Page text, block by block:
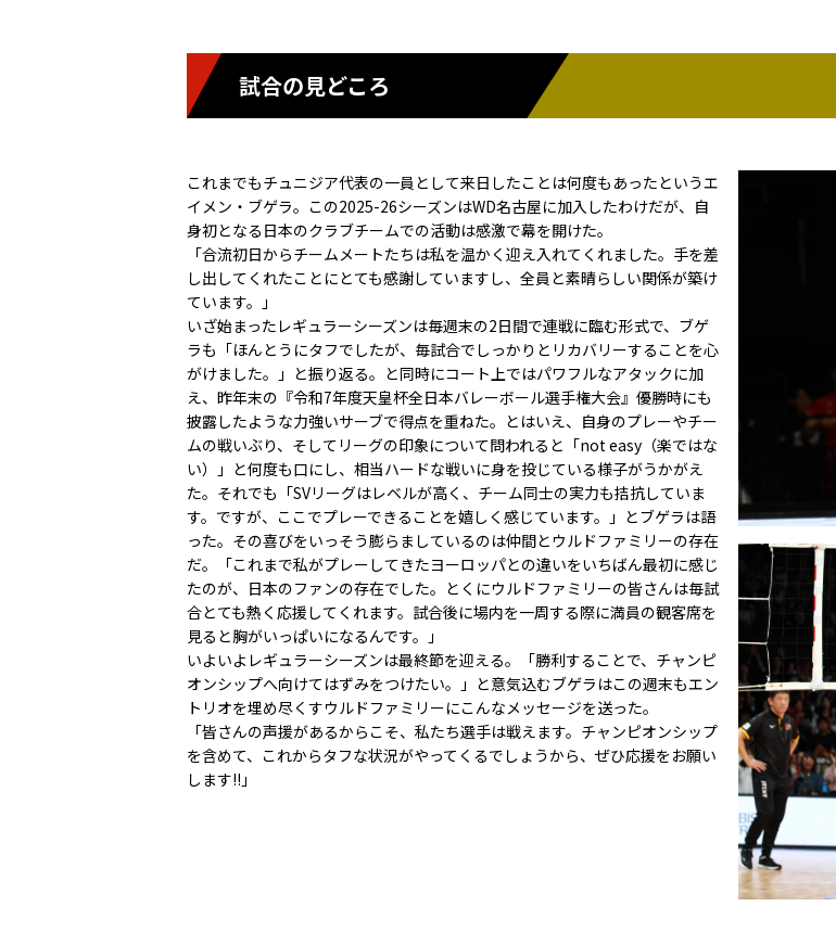
試合の見どころ
これまでもチュニジア代表の一員として来日したことは何度もあったというエ
イメン・ブゲラ。この2025-26シーズンはWD名古屋に加入したわけだが、自
身初となる日本のクラブチームでの活動は感激で幕を開けた。
「合流初日からチームメートたちは私を温かく迎え入れてくれました。手を差
し出してくれたことにとても感謝していますし、全員と素晴らしい関係が築け
ています。」
いざ始まったレギュラーシーズンは毎週末の2日間で連戦に臨む形式で、ブゲ
ラも「ほんとうにタフでしたが、毎試合でしっかりとリカバリーすることを心
がけました。」と振り返る。と同時にコート上ではパワフルなアタックに加
え、昨年末の『令和7年度天皇杯全日本バレーボール選手権大会』優勝時にも
披露したような力強いサーブで得点を重ねた。とはいえ、自身のプレーやチー
ムの戦いぶり、そしてリーグの印象について問われると「not easy（楽ではな
い）」と何度も口にし、相当ハードな戦いに身を投じている様子がうかがえ
た。それでも「SVリーグはレベルが高く、チーム同士の実力も拮抗していま
す。ですが、ここでプレーできることを嬉しく感じています。」とブゲラは語
った。その喜びをいっそう膨らましているのは仲間とウルドファミリーの存在
だ。「これまで私がプレーしてきたヨーロッパとの違いをいちばん最初に感じ
たのが、日本のファンの存在でした。とくにウルドファミリーの皆さんは毎試
合とても熱く応援してくれます。試合後に場内を一周する際に満員の観客席を
見ると胸がいっぱいになるんです。」
いよいよレギュラーシーズンは最終節を迎える。「勝利することで、チャンピ
オンシップへ向けてはずみをつけたい。」と意気込むブゲラはこの週末もエン
トリオを埋め尽くすウルドファミリーにこんなメッセージを送った。
「皆さんの声援があるからこそ、私たち選手は戦えます。チャンピオンシップ
を含めて、これからタフな状況がやってくるでしょうから、ぜひ応援をお願い
します!!」